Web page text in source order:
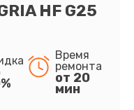
HF G25
Время
ремонта
от 20
мин